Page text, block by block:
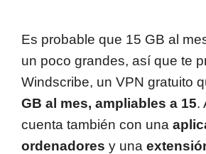
Es probable que 15 GB al
un poco grandes, así que te
Windscribe, un VPN gratuito
GB al mes, ampliables a 15.
cuenta también con una
ordenadores y una